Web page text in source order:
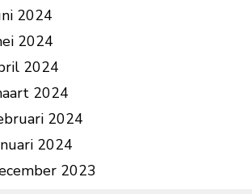
2024
2024
2024
2024
2024
2024
2023